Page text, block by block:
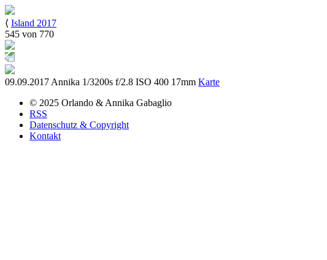
⟨ Island 2017
545 von 770
09.09.2017 Annika 1/3200s f/2.8 ISO 400 17mm Karte
© 2025 Orlando & Annika Gabaglio
RSS
Datenschutz & Copyright
Kontakt